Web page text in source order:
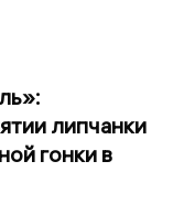
липчанки
гонки в